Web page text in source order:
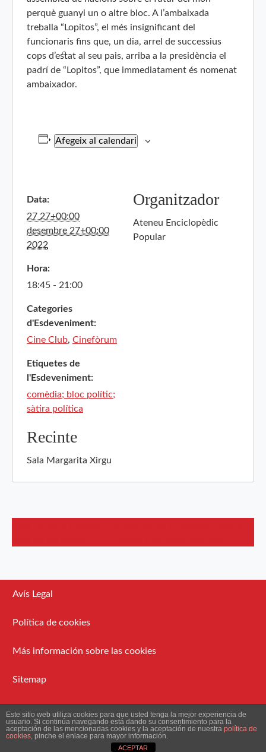
perquè guanyi un o altre bloc. A l’ambaixada
treballa “Lopitos”, el més insignificant del
funcionaris fins que, un dia, arrel de successius
cops d’estat al seu pais, arriba a la presidència el
padrí de “Lopitos”, que immediatament és nomenat
ambaixador.
Afegeix al calendari
Data:
27 27+00:00
desembre 27+00:00
2022
Hora:
18:45 - 21:00
Categories
d'Esdeveniment:
Cine Club, Cinefòrum
Etiquetes de
l'Esdeveniment:
comèdia; bloc polític;
sàtira política
Recinte
Sala Margarita Xirgu
Organitzador
Ateneu Enciclopèdic
Popular
Avís Legal
Política de cookies
Más información sobre las cookies
Sitemap
Administració
2026 Ateneu Enciclopèdic Popular.
Este sitio web utiliza cookies para que usted tenga la mejor experiencia de
usuario. Si continúa navegando está dando su consentimiento para la
aceptación de las mencionadas cookies y la aceptación de nuestra política de
cookies, pinche el enlace para mayor información.
ACEPTAR